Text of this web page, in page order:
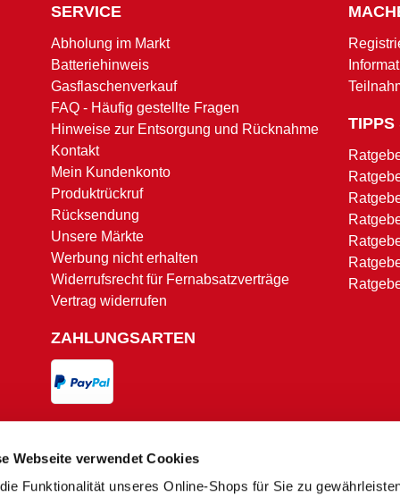
Webseite verwendet Cookies
Funktionalität unseres Online-Shops für Sie zu
SERVICE
Abholung im Markt
Batteriehinweis
Gasflaschenverkauf
FAQ - Häufig gestellte Fragen
Hinweise zur Entsorgung und Rücknahme
Kontakt
Mein Kundenkonto
Produktrückruf
Rücksendung
Unsere Märkte
Werbung nicht erhalten
Widerrufsrecht für Fernabsatzverträge
Vertrag widerrufen
ZAHLUNGSARTEN
TIPPS